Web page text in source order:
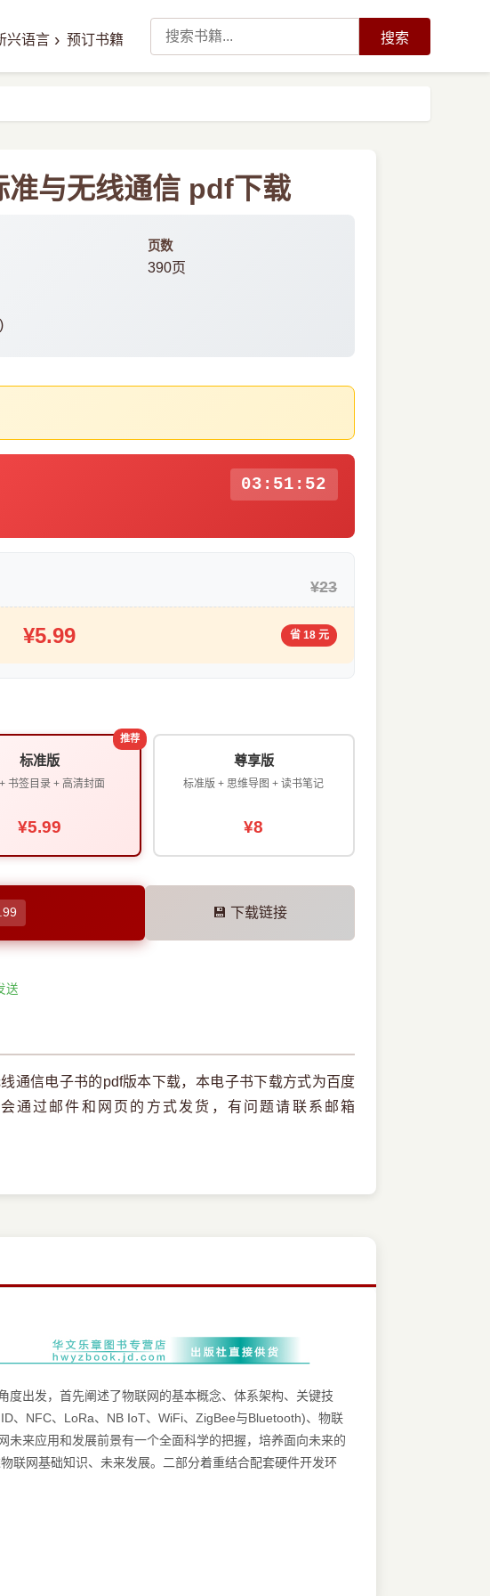
兴语言 › 预订书籍 搜索
准与无线通信 pdf下载
页数
390页
03:51:52
¥23
¥5.99 省 18 元
推荐
标准版
书签目录 + 高清封面
¥5.99
尊享版
标准版 + 思维导图 + 读书笔记
¥8
💾 下载链接
送
通信电子书的pdf版本下载，本电子书下载方式为百度
通过邮件和网页的方式发货，有问题请联系邮箱
出发，首先阐述了物联网的基本概念、体系架构、关键技
、NFC、LoRa、NB IoT、WiFi、ZigBee与Bluetooth)、物联
来应用和发展前景有一个全面科学的把握，培养面向未来的
联网基础知识、未来发展。二部分着重结合配套硬件开发环